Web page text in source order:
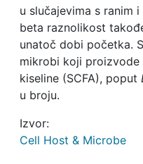
u slučajevima s ranim
beta raznolikost
unatoč dobi početka.
mikrobi koji proizvode
kiseline (SCFA), poput
u broju.
Izvor:
Cell Host & Microbe